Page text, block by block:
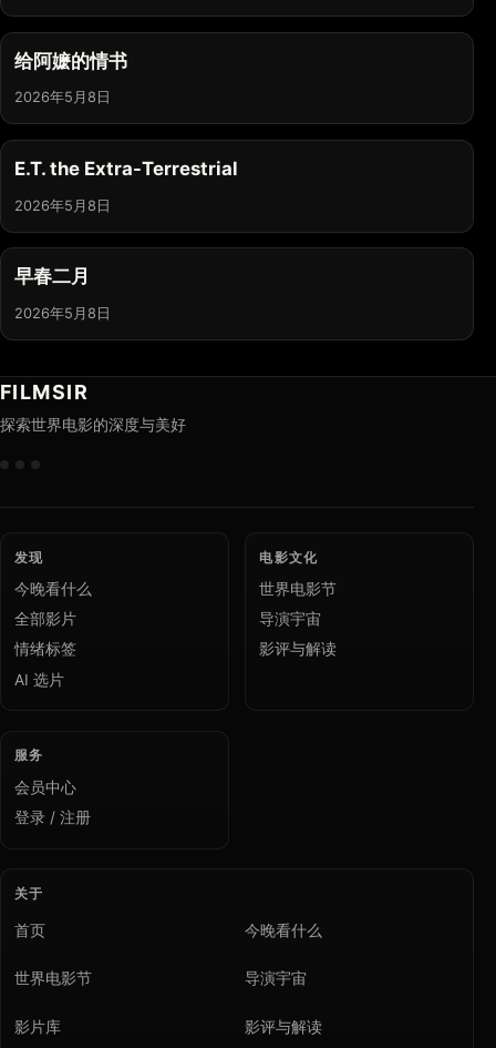
给阿嬷的情书
2026年5月8日
E.T. the Extra-Terrestrial
2026年5月8日
早春二月
2026年5月8日
FILMSIR
探索世界电影的深度与美好
发现
今晚看什么
全部影片
情绪标签
AI 选片
电影文化
世界电影节
导演宇宙
影评与解读
服务
会员中心
登录 / 注册
关于
首页 今晚看什么
世界电影节 导演宇宙
影片库 影评与解读